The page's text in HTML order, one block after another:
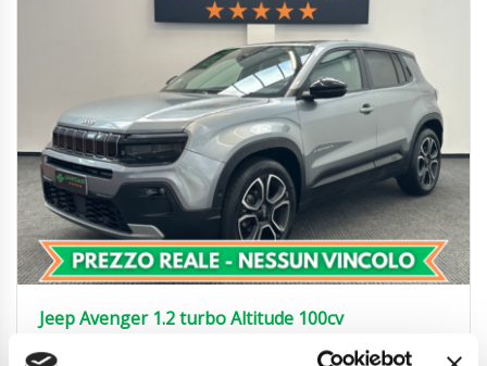
Jeep Avenger 1.2 turbo Altitude 100cv